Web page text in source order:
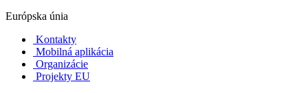
Európska únia
Kontakty
Mobilná aplikácia
Organizácie
Projekty EU